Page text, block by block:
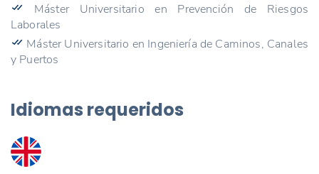
Máster Universitario en Prevención de Riesgos
Laborales
Máster Universitario en Ingeniería de Caminos, Canales
y Puertos
Idiomas requeridos